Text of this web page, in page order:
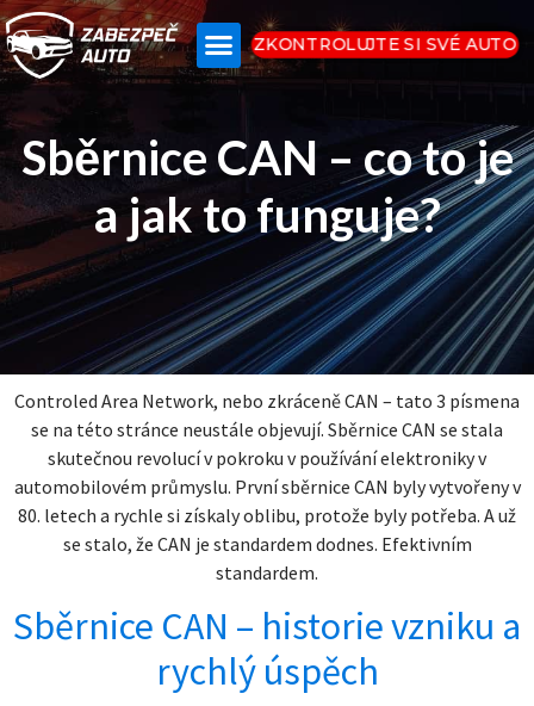
ZKONTROLUJTE SI SVÉ AUTO
Sběrnice CAN – co to je
a jak to funguje?
Controled Area Network, nebo zkráceně CAN – tato 3 písmena
se na této stránce neustále objevují. Sběrnice CAN se stala
skutečnou revolucí v pokroku v používání elektroniky v
automobilovém průmyslu. První sběrnice CAN byly vytvořeny v
80. letech a rychle si získaly oblibu, protože byly potřeba. A už
se stalo, že CAN je standardem dodnes. Efektivním
standardem.
Sběrnice CAN – historie vzniku a
rychlý úspěch